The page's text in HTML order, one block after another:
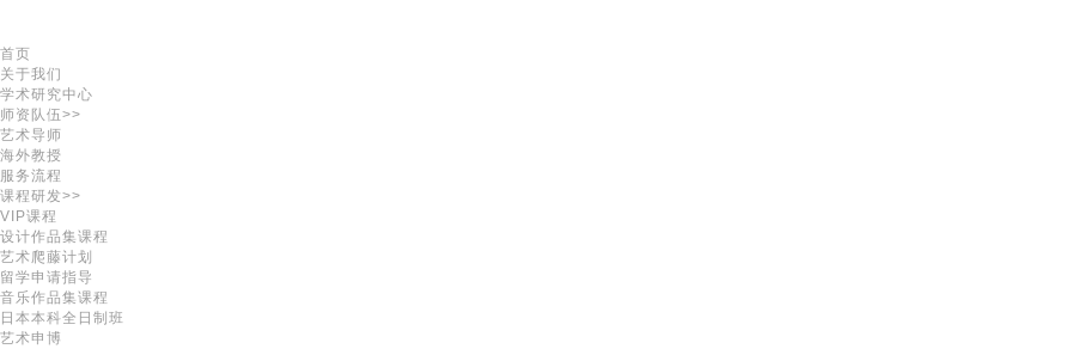
首页
关于我们
学术研究中心
师资队伍>>
艺术导师
海外教授
服务流程
课程研发>>
VIP课程
设计作品集课程
艺术爬藤计划
留学申请指导
音乐作品集课程
日本本科全日制班
艺术申博